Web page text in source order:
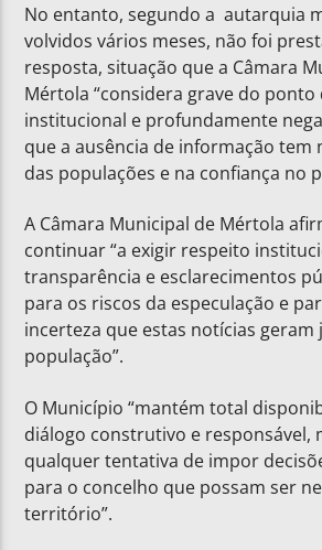
No entanto, segundo a autarquia
volvidos vários meses, não foi
resposta, situação que a Câmara
Mértola “considera grave do ponto
institucional e profundamente
que a ausência de informação
das populações e na confiança no
A Câmara Municipal de Mértola
continuar “a exigir respeito
transparência e esclarecimentos
para os riscos da especulação e
incerteza que estas notícias geram
população”.
O Município “mantém total
diálogo construtivo e responsável,
qualquer tentativa de impor
para o concelho que possam ser
território”.